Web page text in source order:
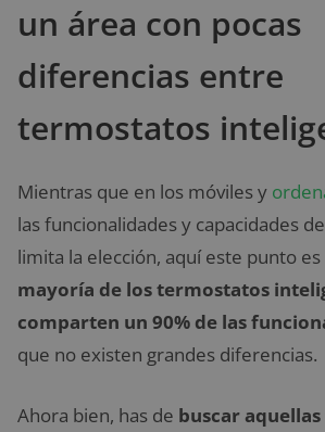
un área con pocas
diferencias entre
termostatos
Mientras que en los móviles y
las funcionalidades y capacidades
limita la elección, aquí este punto
mayoría de los termostatos
comparten un 90% de las
que no existen grandes diferencias.
Ahora bien, has de buscar